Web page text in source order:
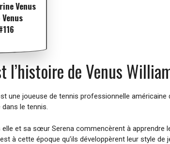
Venus
l’histoire de Venus
une joueuse de tennis professionnelle
le tennis.
elle et sa sœur Serena commencèrent à apprendre
à cette époque qu’ils développèrent leur style